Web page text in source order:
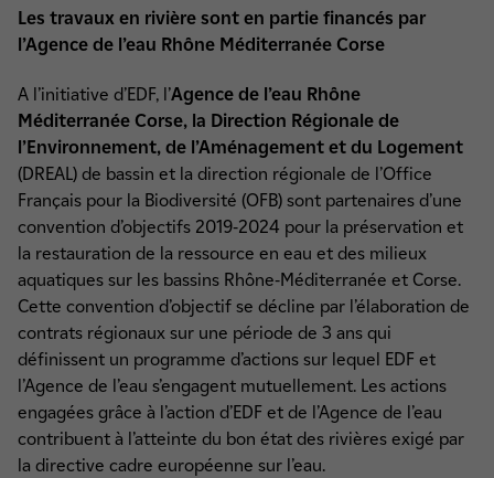
Les travaux en rivière sont en partie financés par
l’Agence de l’eau Rhône Méditerranée Corse
A l’initiative d’EDF, l’Agence de l’eau Rhône
Méditerranée Corse, la Direction Régionale de
l’Environnement, de l’Aménagement et du Logement
(DREAL) de bassin et la direction régionale de l’Office
Français pour la Biodiversité (OFB) sont partenaires d’une
convention d’objectifs 2019-2024 pour la préservation et
la restauration de la ressource en eau et des milieux
aquatiques sur les bassins Rhône-Méditerranée et Corse.
Cette convention d’objectif se décline par l’élaboration de
contrats régionaux sur une période de 3 ans qui
définissent un programme d’actions sur lequel EDF et
l’Agence de l’eau s’engagent mutuellement. Les actions
engagées grâce à l’action d’EDF et de l’Agence de l’eau
contribuent à l’atteinte du bon état des rivières exigé par
la directive cadre européenne sur l’eau.